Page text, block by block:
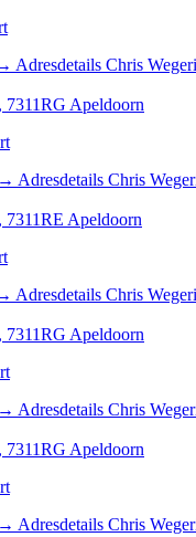
Adresdetails Chris
7311RG Apeldoorn
→ Adresdetails Chris
7311RE Apeldoorn
Adresdetails Chris
7311RG Apeldoorn
→ Adresdetails Chris
7311RG Apeldoorn
→ Adresdetails Chris